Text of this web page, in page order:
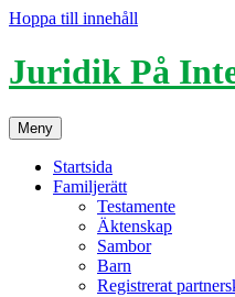
Hoppa till innehåll
Juridik På
Meny
Startsida
Familjerätt
Testamente
Äktenskap
Sambor
Barn
Registrerat